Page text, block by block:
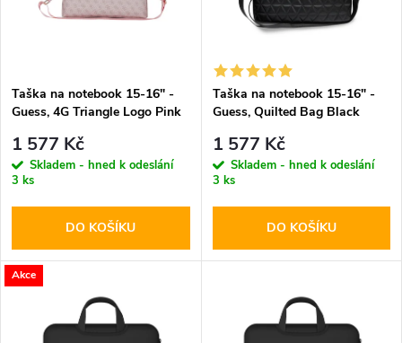
p
r
o
d
u
s
p
r
o
d
Taška na notebook 15-16" -
Guess, 4G Triangle Logo Pink
1 577 Kč
Skladem - hned k odeslání
3 ks
DO KOŠÍKU
Taška na notebook 15-16" -
Guess, Quilted Bag Black
1 577 Kč
Skladem - hned k odeslání
3 ks
DO KOŠÍKU
Akce